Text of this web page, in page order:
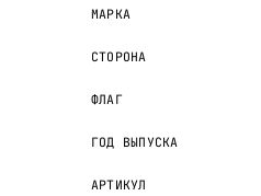
МАРКА
СТОРОНА
ФЛАГ
ГОД ВЫПУСКА
АРТИКУЛ